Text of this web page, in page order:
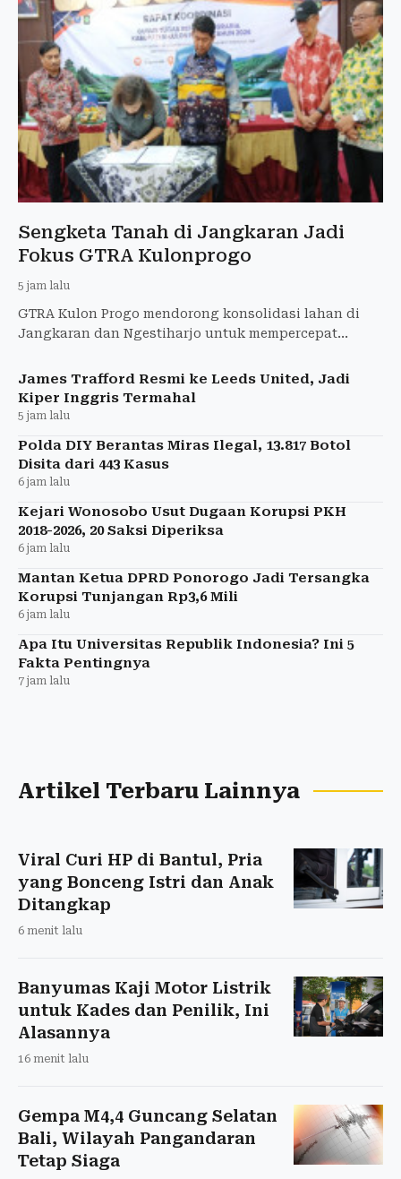
Sengketa Tanah di Jangkaran Jadi
Fokus GTRA Kulonprogo
5 jam lalu
GTRA Kulon Progo mendorong konsolidasi lahan di
Jangkaran dan Ngestiharjo untuk mempercepat
James Trafford Resmi ke Leeds United, Jadi
Kiper Inggris Termahal
5 jam lalu
Polda DIY Berantas Miras Ilegal, 13.817 Botol
Disita dari 443 Kasus
6 jam lalu
Kejari Wonosobo Usut Dugaan Korupsi PKH
2018-2026, 20 Saksi Diperiksa
6 jam lalu
Mantan Ketua DPRD Ponorogo Jadi Tersangka
Korupsi Tunjangan Rp3,6 Mili
6 jam lalu
Apa Itu Universitas Republik Indonesia? Ini 5
Fakta Pentingnya
7 jam lalu
Artikel Terbaru Lainnya
Viral Curi HP di Bantul, Pria
yang Bonceng Istri dan Anak
Ditangkap
6 menit lalu
Banyumas Kaji Motor Listrik
untuk Kades dan Penilik, Ini
Alasannya
16 menit lalu
Gempa M4,4 Guncang Selatan
Bali, Wilayah Pangandaran
Tetap Siaga